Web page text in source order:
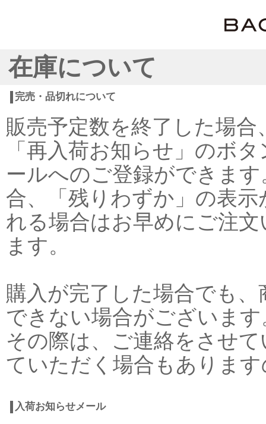
在庫について
完売・品切れについて
販売予定数を終了した場
「再入荷お知らせ」のボ
ールへのご登録ができま
合、「残りわずか」の表
れる場合はお早めにご注
ます。
購入が完了した場合でも
できない場合がございます
その際は、ご連絡をさせ
ていただく場合もありま
入荷お知らせメール